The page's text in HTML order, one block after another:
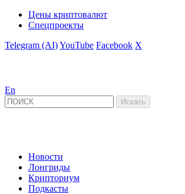
Цены криптовалют
Спецпроекты
Telegram (AI)YouTube Facebook X
En
Новости
Лонгриды
Крипториум
Подкасты